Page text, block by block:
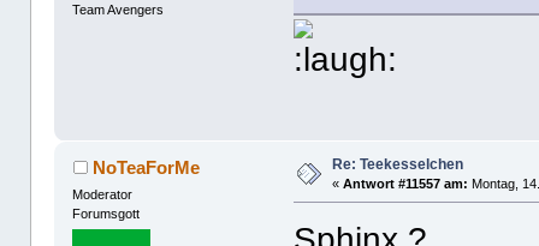
Team Avengers
NoTeaForMe
Moderator
Forumsgott
Re: Teekesselchen
«Antwort #11557 am: Montag,